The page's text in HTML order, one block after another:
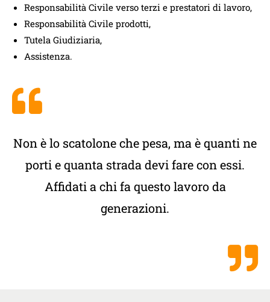
Responsabilità Civile verso terzi e prestatori di lavoro,
Responsabilità Civile prodotti,
Tutela Giudiziaria,
Assistenza.
Non è lo scatolone che pesa, ma è quanti ne
porti e quanta strada devi fare con essi.
Affidati a chi fa questo lavoro da
generazioni.